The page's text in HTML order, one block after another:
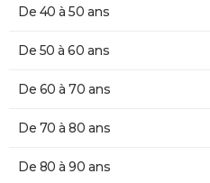
De 40 à 50 ans
De 50 à 60 ans
De 60 à 70 ans
De 70 à 80 ans
De 80 à 90 ans